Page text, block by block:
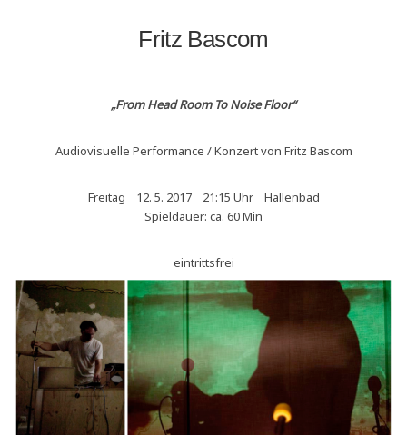
Fritz Bascom
„From Head Room To Noise Floor“
Audiovisuelle Performance / Konzert von Fritz Bascom
Freitag _ 12. 5. 2017 _ 21:15 Uhr _ Hallenbad
Spieldauer: ca. 60 Min
eintrittsfrei